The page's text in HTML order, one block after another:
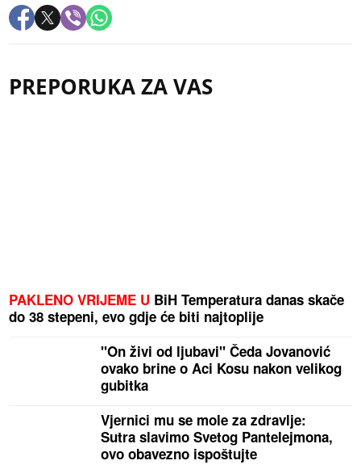
PREPORUKA ZA VAS
PAKLENO VRIJEME U BiH Temperatura danas skače
do 38 stepeni, evo gdje će biti najtoplije
"On živi od ljubavi" Čeda Jovanović
ovako brine o Aci Kosu nakon velikog
gubitka
Vjernici mu se mole za zdravlje:
Sutra slavimo Svetog Pantelejmona,
ovo obavezno ispoštujte